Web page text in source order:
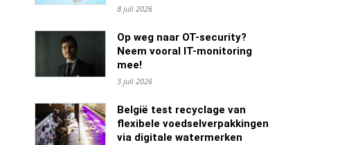
8 juli 2026
Op weg naar OT-security?
Neem vooral IT-monitoring
mee!
3 juli 2026
België test recyclage van
flexibele voedselverpakkingen
via digitale watermerken